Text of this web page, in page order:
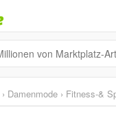
› Damenmode › Fitness-&